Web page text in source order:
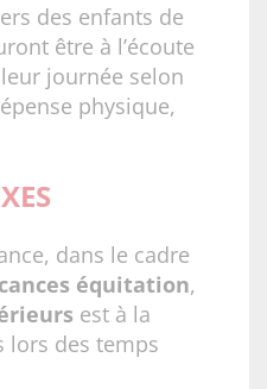
des enfants de
être à l’écoute
journée selon
physique,
dans le cadre
équitation,
est à la
lors des temps